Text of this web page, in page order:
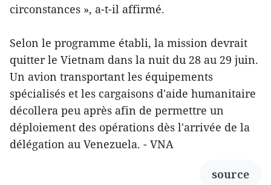
circonstances », a-t-il affirmé.
Selon le programme établi, la mission devrait
quitter le Vietnam dans la nuit du 28 au 29 juin.
Un avion transportant les équipements
spécialisés et les cargaisons d'aide humanitaire
décollera peu après afin de permettre un
déploiement des opérations dès l'arrivée de la
délégation au Venezuela. - VNA
source